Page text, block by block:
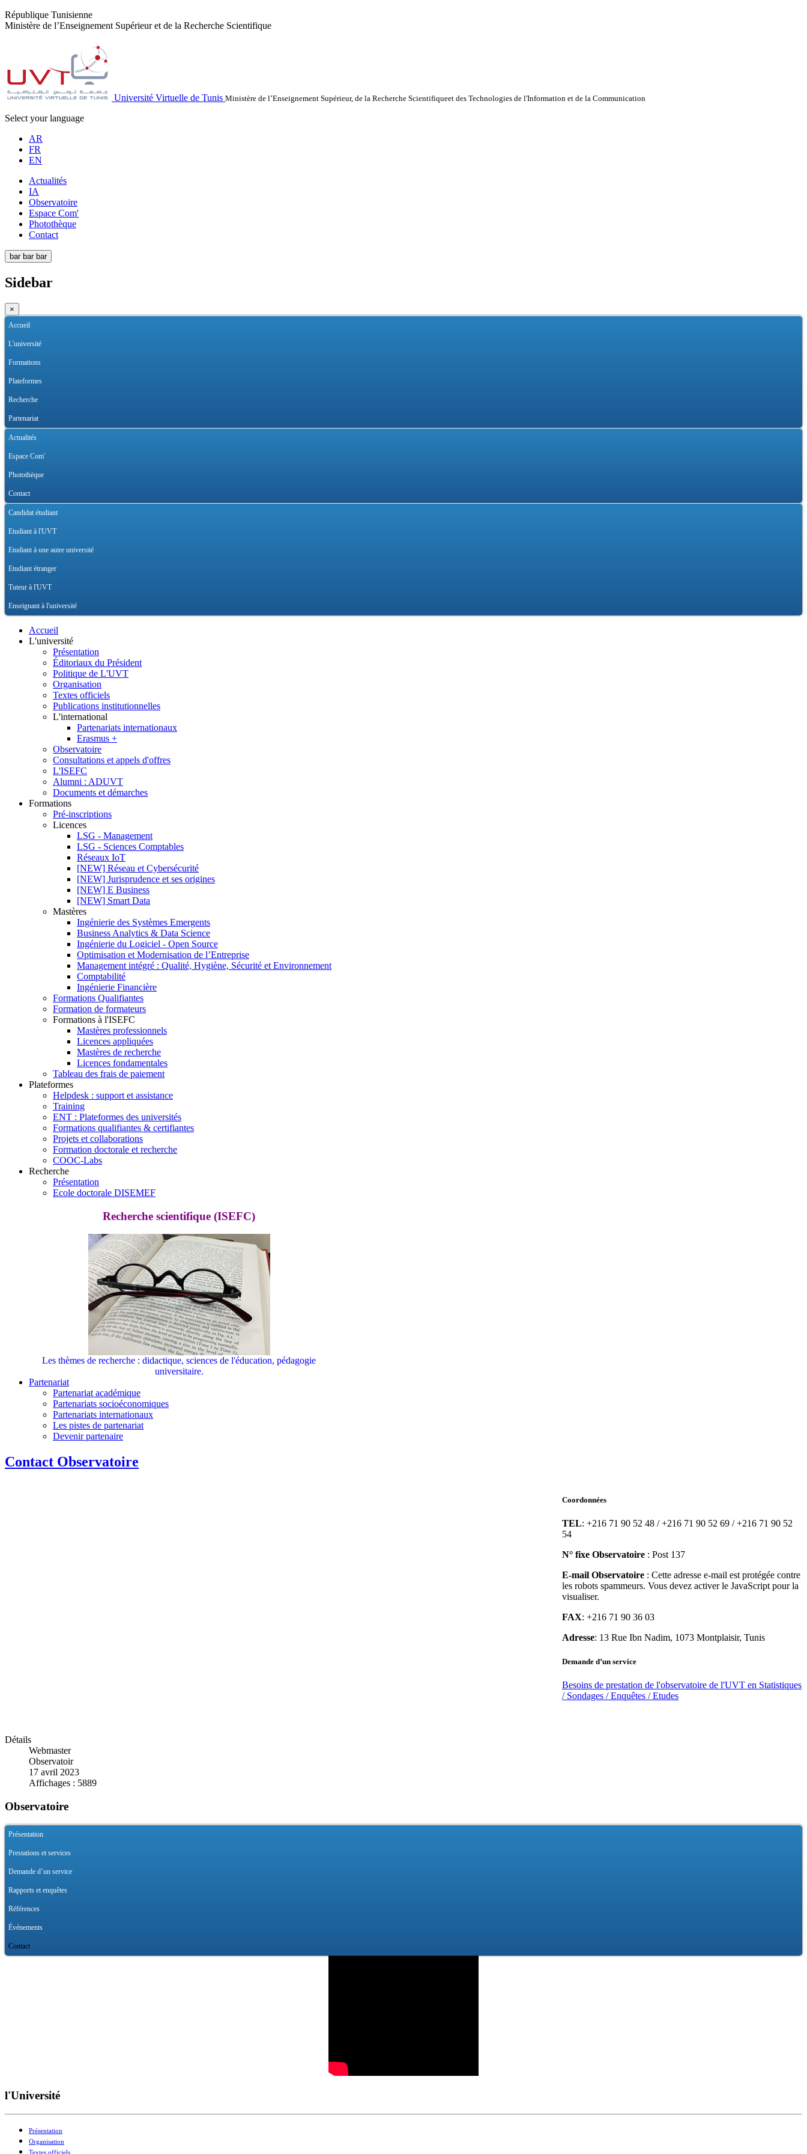
République Tunisienne
Ministère de l’Enseignement Supérieur et de la Recherche Scientifique
Université Virtuelle de Tunis Ministère de l’Enseignement Supérieur, de la Recherche Scientifiqueet des Technologies de l'Information et de la Communication
Select your language
AR
FR
EN
Actualités
IA
Observatoire
Espace Com'
Photothèque
Contact
bar bar bar
Sidebar
×
Accueil
L'université
Formations
Plateformes
Recherche
Partenariat
Actualités
Espace Com'
Photothèque
Contact
Candidat étudiant
Etudiant à l'UVT
Etudiant à une autre université
Etudiant étranger
Tuteur à l'UVT
Enseignant à l'université
Accueil
L'université
Présentation
Éditoriaux du Président
Politique de L'UVT
Organisation
Textes officiels
Publications institutionnelles
L'international
Partenariats internationaux
Erasmus +
Observatoire
Consultations et appels d'offres
L'ISEFC
Alumni : ADUVT
Documents et démarches
Formations
Pré-inscriptions
Licences
LSG - Management
LSG - Sciences Comptables
Réseaux IoT
[NEW] Réseau et Cybersécurité
[NEW] Jurisprudence et ses origines
[NEW] E Business
[NEW] Smart Data
Mastères
Ingénierie des Systèmes Emergents
Business Analytics & Data Science
Ingénierie du Logiciel - Open Source
Optimisation et Modernisation de l’Entreprise
Management intégré : Qualité, Hygiène, Sécurité et Environnement
Comptabilité
Ingénierie Financière
Formations Qualifiantes
Formation de formateurs
Formations à l'ISEFC
Mastères professionnels
Licences appliquées
Mastères de recherche
Licences fondamentales
Tableau des frais de paiement
Plateformes
Helpdesk : support et assistance
Training
ENT : Plateformes des universités
Formations qualifiantes & certifiantes
Projets et collaborations
Formation doctorale et recherche
COOC-Labs
Recherche
Présentation
Ecole doctorale DISEMEF
Recherche scientifique (ISEFC)
Les thèmes de recherche : didactique, sciences de l'éducation, pédagogie
universitaire.
Partenariat
Partenariat académique
Partenariats socioéconomiques
Partenariats internationaux
Les pistes de partenariat
Devenir partenaire
Contact Observatoire
Coordonnées
TEL: +216 71 90 52 48 / +216 71 90 52 69 / +216 71 90 52
54
N° fixe Observatoire : Post 137
E-mail Observatoire : Cette adresse e-mail est protégée contre
les robots spammeurs. Vous devez activer le JavaScript pour la
visualiser.
FAX: +216 71 90 36 03
Adresse: 13 Rue Ibn Nadim, 1073 Montplaisir, Tunis
Demande d’un service
Besoins de prestation de l'observatoire de l'UVT en Statistiques
/ Sondages / Enquêtes / Etudes
Détails
Webmaster
Observatoir
17 avril 2023
Affichages : 5889
Observatoire
Présentation
Prestations et services
Demande d’un service
Rapports et enquêtes
Références
Événements
Contact
l'Université
Présentation
Organisation
Textes officiels